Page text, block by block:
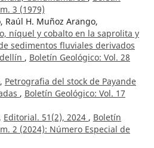
3 (1979)
Raúl H. Muñoz Arango,
níquel y cobalto en la saprolita y
sedimentos fluviales derivados
, Boletín Geológico: Vol. 28
Petrografia del stock de Payande
, Boletín Geológico: Vol. 17
Editorial. 51(2), 2024 , Boletín
2 (2024): Número Especial de